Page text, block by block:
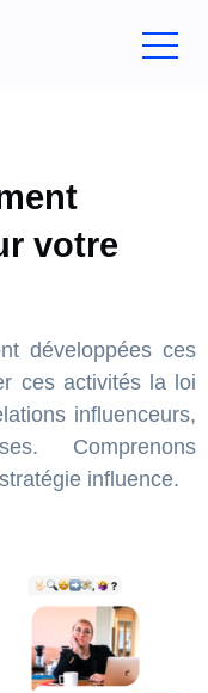
votre
développées ces
ces activités la loi
influenceurs,
Comprenons
influence.